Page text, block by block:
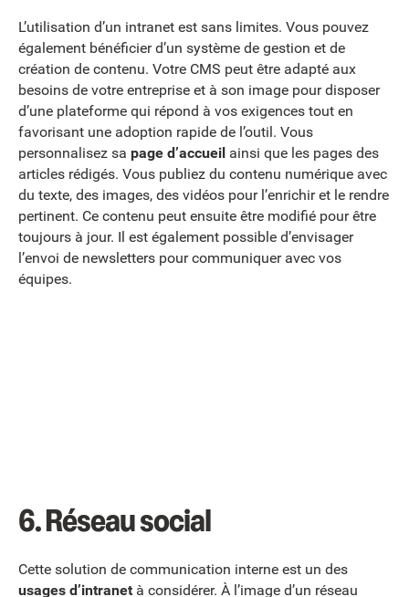
L’utilisation d’un intranet est sans limites. Vous pouvez
également bénéficier d’un système de gestion et de
création de contenu. Votre CMS peut être adapté aux
besoins de votre entreprise et à son image pour disposer
d’une plateforme qui répond à vos exigences tout en
favorisant une adoption rapide de l’outil. Vous
personnalisez sa page d’accueil ainsi que les pages des
articles rédigés. Vous publiez du contenu numérique avec
du texte, des images, des vidéos pour l’enrichir et le rendre
pertinent. Ce contenu peut ensuite être modifié pour être
toujours à jour. Il est également possible d’envisager
l’envoi de newsletters pour communiquer avec vos
équipes.
6.Réseau social
Cette solution de communication interne est un des
usages d’intranet à considérer. À l’image d’un réseau